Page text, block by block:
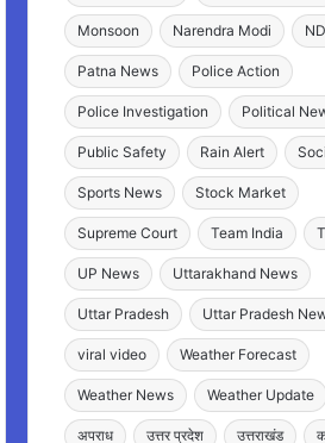
Monsoon Narendra Modi
Patna News Police Action
Police Investigation Political
Public Safety Rain Alert
Sports News Stock Market
Supreme Court Team India
UP News Uttarakhand News
Uttar Pradesh Uttar Pradesh
viral video Weather Forecast
Weather News Weather Update
अपराध उत्तर प्रदेश उत्तराखंड